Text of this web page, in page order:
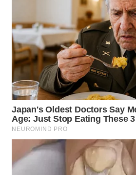
WN
KARO
WN
SIMALUNGUN
WN
LABUHANBATU
WN
TAPANULI
TENGAH